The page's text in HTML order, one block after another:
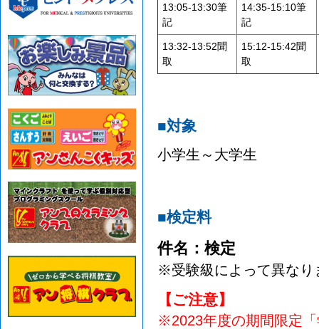
13:05-13:30筆
記
14:35-15:10筆
記
13:32-13:52聞
取
15:12-15:42聞
取
■対象
小学生～大学生
■検定料
件名：検定
※受験級によって異なり
【ご注意】
※2023年度の期間限定